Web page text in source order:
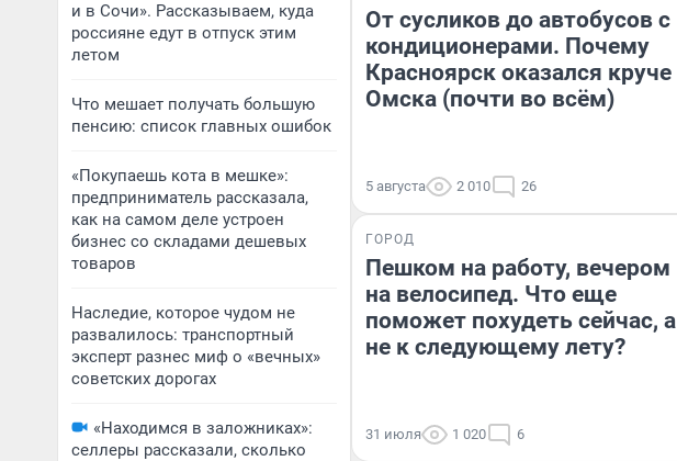
и в Сочи». Рассказываем, куда
россияне едут в отпуск этим
летом
Что мешает получать большую
пенсию: список главных ошибок
«Покупаешь кота в мешке»:
предприниматель рассказала,
как на самом деле устроен
бизнес со складами дешевых
товаров
Наследие, которое чудом не
развалилось: транспортный
эксперт разнес миф о «вечных»
советских дорогах
«Находимся в заложниках»:
селлеры рассказали, сколько
От сусликов до автобусов с
кондиционерами. Почему
Красноярск оказался круче
Омска (почти во всём)
5 августа 2 010 26
ГОРОД
Пешком на работу, вечером
на велосипед. Что еще
поможет похудеть сейчас, а
не к следующему лету?
31 июля 1 020 6